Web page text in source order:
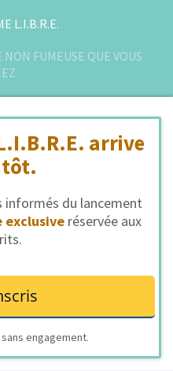
L.I.B.R.E.
FUMEUSE QUE VOUS
arrive
informés du lancement
exclusiveréservée aux
engagement.